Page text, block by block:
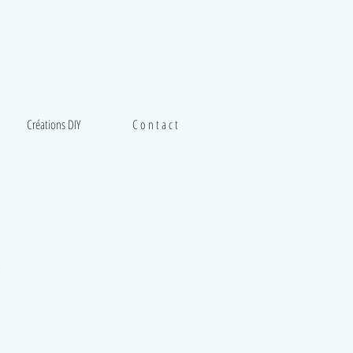
Créations DIY C o n t a c t